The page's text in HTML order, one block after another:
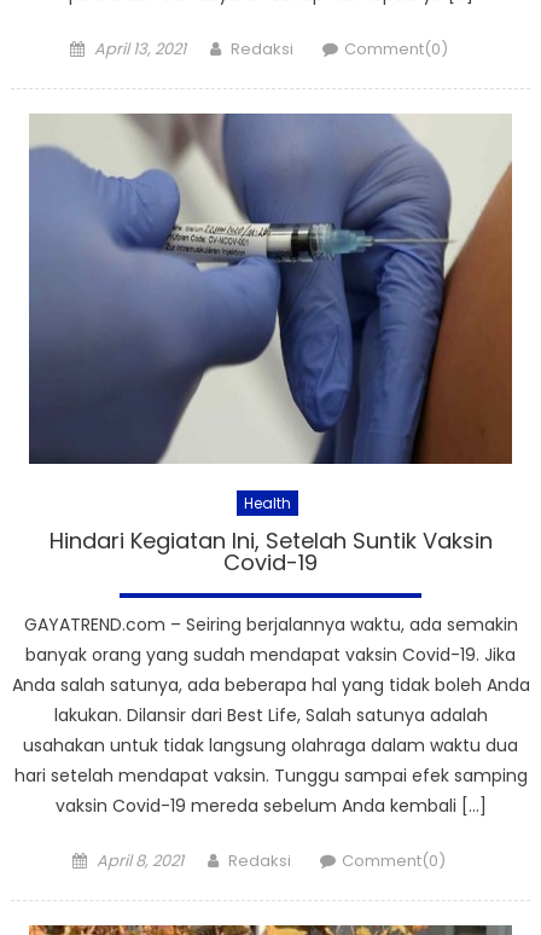
Posted
April 13, 2021 Author
Redaksi Comment(0)
Health
Hindari Kegiatan Ini, Setelah Suntik Vaksin
Covid-19
GAYATREND.com – Seiring berjalannya waktu, ada semakin
banyak orang yang sudah mendapat vaksin Covid-19. Jika
Anda salah satunya, ada beberapa hal yang tidak boleh Anda
lakukan. Dilansir dari Best Life, Salah satunya adalah
usahakan untuk tidak langsung olahraga dalam waktu dua
hari setelah mendapat vaksin. Tunggu sampai efek samping
vaksin Covid-19 mereda sebelum Anda kembali […]
Posted
April 8, 2021 Author
Redaksi Comment(0)